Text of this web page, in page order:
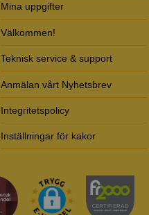
Mina uppgifter
Välkommen!
Teknisk service & support
Anmälan vårt Nyhetsbrev
Integritetspolicy
Inställningar för kakor